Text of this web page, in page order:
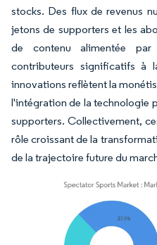
stocks. Des flux de revenus
jetons de supporters et les
de contenu alimentée
contributeurs significatifs à
innovations reflètent la
l'intégration de la technologie
supporters. Collectivement,
rôle croissant de la
de la trajectoire future du